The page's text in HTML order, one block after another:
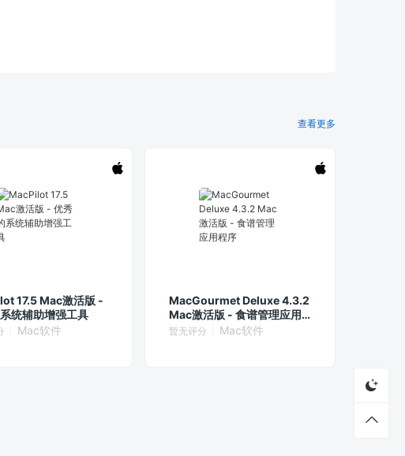
查看更多
17.5 Mac激活版 -
统辅助增强工具
Mac软件
MacGourmet Deluxe 4.3.2
Mac激活版 - 食谱管理应用
程序
暂无评分 Mac软件